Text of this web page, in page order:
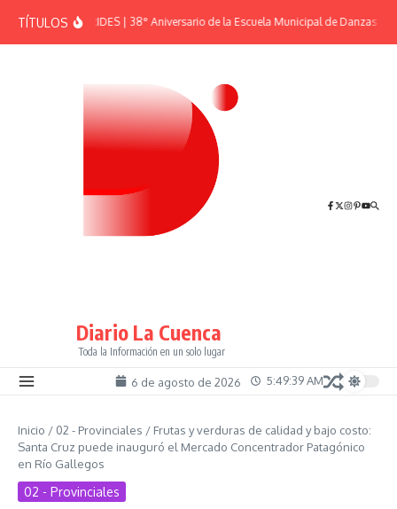
TÍTULOSEFEMÉRIDES | 38° Aniversario de la Escuela Municipal de Danzas “El
Diario La Cuenca
Toda la Información en un solo lugar
6 de agosto de 2026 5:49:39 AM
Inicio / 02 - Provinciales / Frutas y verduras de calidad y bajo costo:
Santa Cruz puede inauguró el Mercado Concentrador Patagónico
en Río Gallegos
02 - Provinciales